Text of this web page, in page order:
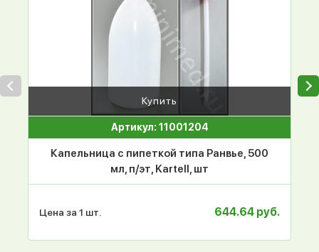
Купить
Артикул: 11001204
Капельница с пипеткой типа Ранвье, 500
мл, п/эт, Kartell, шт
Цена за 1 шт. 644.64 руб.